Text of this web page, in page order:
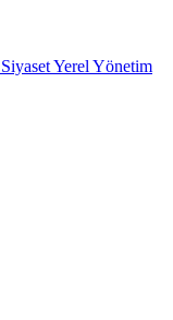
Yerel Yönetim